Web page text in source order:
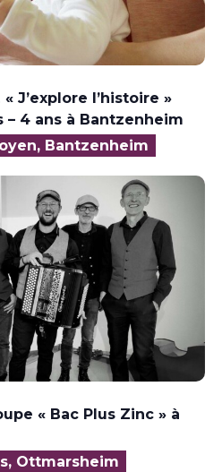
J’explore l’histoire »
– 4 ans à Bantzenheim
Bantzenheim
« Bac Plus Zinc » à
Ottmarsheim